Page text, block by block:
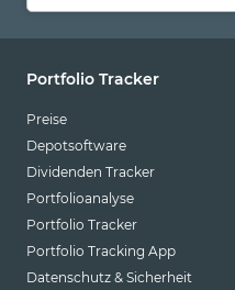
Portfolio Tracker
Preise
Depotsoftware
Dividenden Tracker
Portfolioanalyse
Portfolio Tracker
Portfolio Tracking App
Datenschutz & Sicherheit